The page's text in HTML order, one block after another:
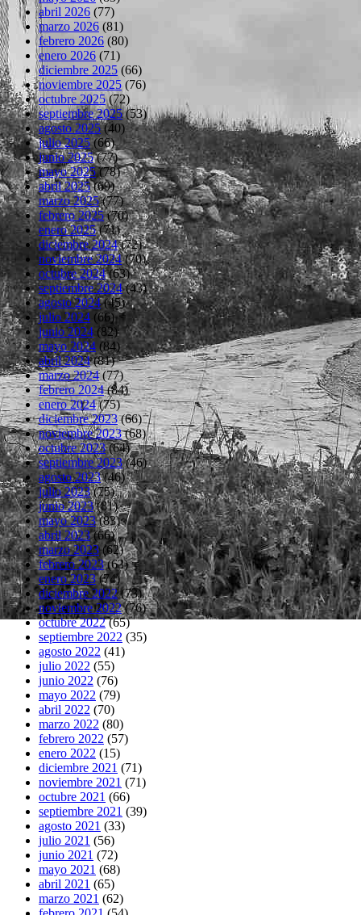
abril 2026 (77)
marzo 2026 (81)
febrero 2026 (80)
enero 2026 (71)
diciembre 2025 (66)
noviembre 2025 (76)
octubre 2025(72)
septiembre 2025(53)
agosto 2025(40)
julio 2025(66)
junio 2025(77)
mayo 2025(78)
abril 2025(69)
marzo 2025(77)
febrero 2025(70)
enero 2025(71)
diciembre 2024(72)
noviembre 2024(70)
octubre 2024(63)
septiembre 2024(43)
agosto 2024(45)
julio 2024 (66)
junio 2024 (82)
mayo 2024 (84)
abril 2024(81)
marzo 2024(77)
febrero 2024(84)
enero 2024(75)
diciembre 2023(66)
noviembre 2023(68)
octubre 2023(64)
septiembre 2023(46)
agosto 2023(46)
julio 2023(75)
junio 2023(81)
mayo 2023(83)
abril 2023(66)
marzo 2023(62)
febrero 2023(63)
enero 2023(74)
diciembre 2022(73)
noviembre 2022(76)
octubre 2022(65)
septiembre 2022 (35)
agosto 2022 (41)
julio 2022 (55)
junio 2022 (76)
mayo 2022 (79)
abril 2022 (70)
marzo 2022 (80)
febrero 2022 (57)
enero 2022 (15)
diciembre 2021 (71)
noviembre 2021 (71)
octubre 2021 (66)
septiembre 2021 (39)
agosto 2021 (33)
julio 2021 (56)
junio 2021 (72)
mayo 2021 (68)
abril 2021 (65)
marzo 2021 (62)